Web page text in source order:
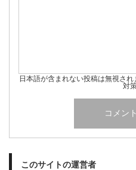
日本語が含まれない投稿は無視さ
対策
このサイトの運営者